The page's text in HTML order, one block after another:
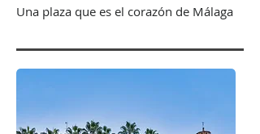
Una plaza que es el corazón de Málaga